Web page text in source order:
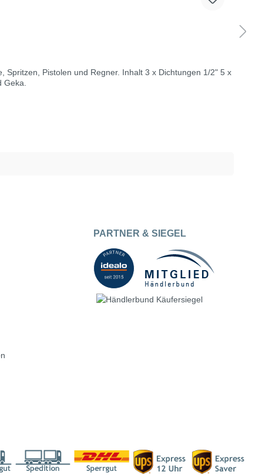
und Regner. Inhalt 3 x Dichtungen 1/2" 5 x
Geka.
PARTNER & SIEGEL